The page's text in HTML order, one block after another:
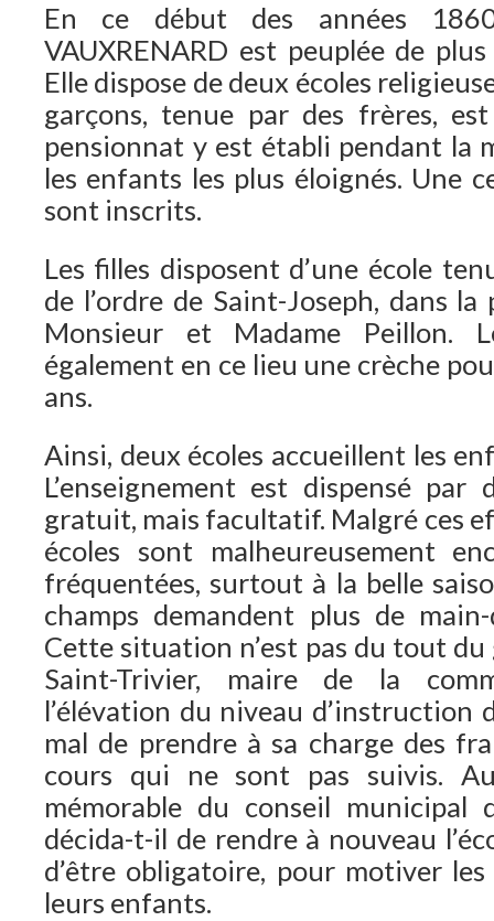
En ce début des années
VAUXRENARD est peuplée de
Elle dispose de deux écoles
garçons, tenue par des frères,
pensionnat y est établi pendant la
les enfants les plus éloignés. Une
sont inscrits.
Les filles disposent d’une école
de l’ordre de Saint-Joseph, dans
Monsieur et Madame Peillon.
également en ce lieu une crèche
ans.
Ainsi, deux écoles accueillent les
L’enseignement est dispensé
gratuit, mais facultatif. Malgré ces
écoles sont malheureusement
fréquentées, surtout à la belle
champs demandent plus de
Cette situation n’est pas du tout
Saint-Trivier, maire de la
l’élévation du niveau d’instruction
mal de prendre à sa charge des
cours qui ne sont pas suivis.
mémorable du conseil
décida-t-il de rendre à nouveau
d’être obligatoire, pour motiver
leurs enfants.